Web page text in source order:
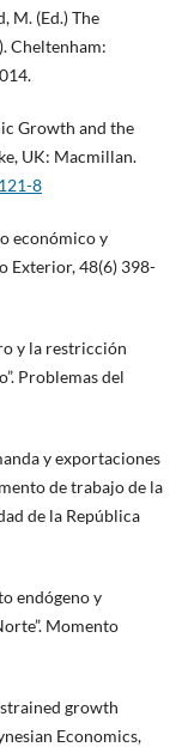
M. (Ed.) The
Cheltenham:
Growth and the
UK: Macmillan.
8
económico y
Exterior, 48(6) 398-
y la restricción
Problemas del
y exportaciones
de trabajo de la
de la República
endógeno y
Momento
growth
Economics,